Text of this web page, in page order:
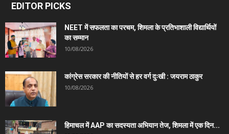
EDITOR PICKS
NEET में सफलता का परचम, शिमला के प्रतिभाशाली विद्यार्थियों
का सम्मान
10/08/2026
कांग्रेस सरकार की नीतियों से हर वर्ग दुःखी : जयराम ठाकुर
10/08/2026
हिमाचल में AAP का सदस्यता अभियान तेज, शिमला में एक दिन...